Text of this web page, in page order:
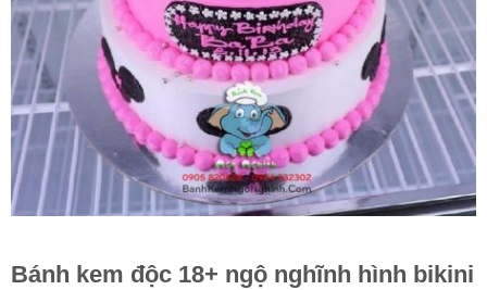
Bánh kem độc 18+ ngộ nghĩnh hình bikini